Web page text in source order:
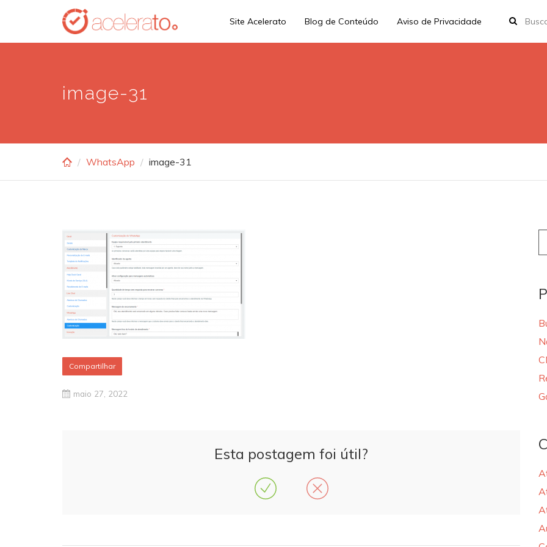
main
Site Acelerato Blog de Conteúdo Aviso de Privacidade
image-31
WhatsApp image-31
Compartilhar
maio 27, 2022
Esta postagem foi útil?